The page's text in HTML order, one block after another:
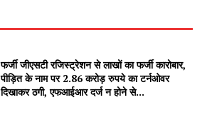
फर्जी जीएसटी रजिस्ट्रेशन से लाखों का फर्जी कारोबार,
पीड़ित के नाम पर 2.86 करोड़ रुपये का टर्नओवर
दिखाकर ठगी, एफआईआर दर्ज न होने से...